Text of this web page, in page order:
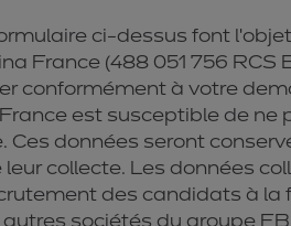
ci-dessus font
France (488 051 756
conformément à votre
est susceptible de ne
données seront
collecte. Les données
des candidats à la
sociétés du groupe